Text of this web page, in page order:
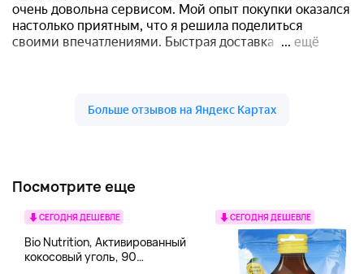
Посмотрите еще
СЕГОДНЯ ДЕШЕВЛЕ
Bio Nutrition, Активированный
кокосовый уголь, 90
СЕГОДНЯ ДЕШЕВЛЕ